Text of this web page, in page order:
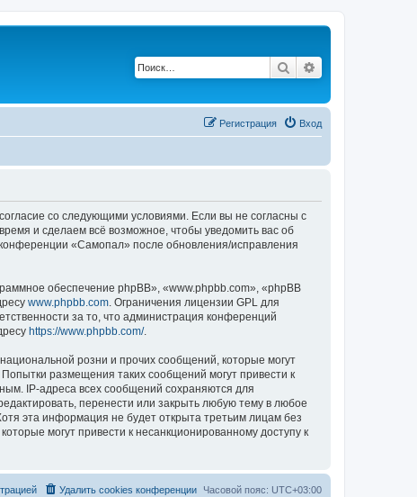
Поиск
Вход
Регистрация
со следующими условиями. Если вы не согласны с
и сделаем всё возможное, чтобы уведомить вас об
«Самопал» после обновления/исправления
обеспечение phpBB», «www.phpbb.com», «phpBB
www.phpbb.com. Ограничения лицензии GPL для
за то, что администрация конференций
https://www.phpbb.com/.
розни и прочих сообщений, которые могут
размещения таких сообщений могут привести к
IP-адреса всех сообщений сохраняются для
перенести или закрыть любую тему в любое
эта информация не будет открыта третьим лицам без
могут привести к несанкционированному доступу к
Часовой пояс: UTC+03:00
Удалить cookies конференции